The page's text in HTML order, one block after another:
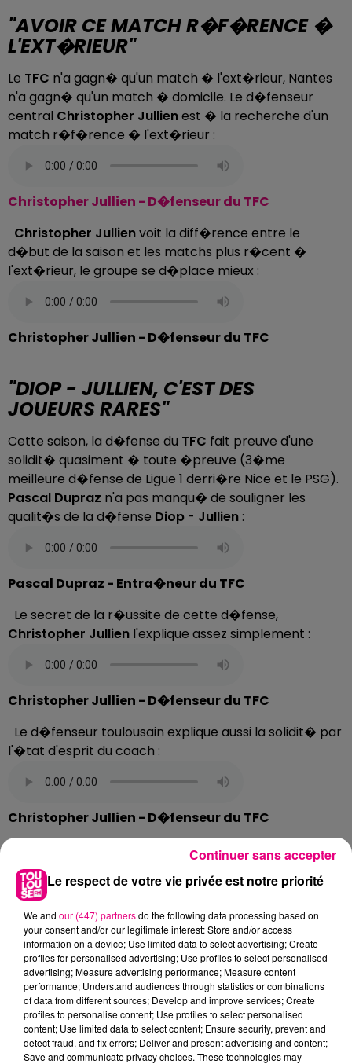
"AVOIR CE MATCH R�F�RENCE �
L'EXT�RIEUR"
Le TFC n'a gagn� qu'un match � l'ext�rieur, Nantes
n'a gagn� qu'un match � domicile. Le d�fenseur
central Christopher Jullienest � la recherche d'un
match r�f�rence � l'ext�rieur :
Christopher Jullien - D�fenseur du TFC
Christopher Jullienvoit la diff�rence entre le
d�but de la saison et les matchs plus r�cent �
l'ext�rieur, le groupe se d�place mieux :
Christopher Jullien - D�fenseur du TFC
"DIOP - JULLIEN, C'EST DES
JOUEURS RARES"
Cette saison, la d�fense du TFC fait preuve d'une
solidit� quasiment � toute �preuve (3�me
meilleure d�fense de Ligue 1 derri�re Nice et le PSG).
Pascal Dupraz n'a pas manqu� de souligner les
qualit�s de la d�fense Diop - Jullien :
Pascal Dupraz - Entra�neur du TFC
Le secret de la r�ussite de cette d�fense,
Christopher Jullien l'explique assez simplement :
Christopher Jullien - D�fenseur du TFC
Le d�fenseur toulousain explique aussi la solidit� par
l'�tat d'esprit du coach :
Christopher Jullien - D�fenseur du TFC
"REN� GIRARD A �T� CHAMPION
AVEC MONTPELLIER, �A SITUE LE
NIVEAU"
Pascal Dupraz- Ren� Girard, ce samedi soir il y aura
2 coachs avec du temp�rament sur les bancs. Du
c�t� du toulousain, il y a un vrai respect pour le
travail accompli par le technicien nantais :
Le respect de votre vie privée est notre priorité
We and our (447) partnersdo the following data processing based on
your consent and/or our legitimate interest: Store and/or access
information on a device; Use limited data to select advertising; Create
profiles for personalised advertising; Use profiles to select personalised
advertising; Measure advertising performance; Measure content
performance; Understand audiences through statistics or combinations
of data from different sources; Develop and improve services; Create
profiles to personalise content; Use profiles to select personalised
content; Use limited data to select content; Ensure security, prevent and
detect fraud, and fix errors; Deliver and present advertising and content;
Save and communicate privacy choices. These technologies may
Continuer sans accepter